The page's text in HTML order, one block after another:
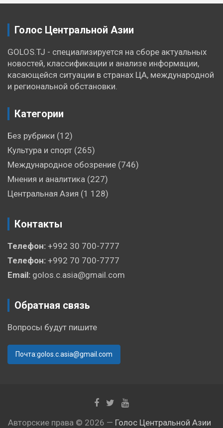
Голос Центральной Азии
GOLOS.TJ - специализируется на сборе актуальных
новостей, классификации и анализе информации,
касающейся ситуации в странах ЦА, международной
и региональной обстановки.
Категории
Без рубрики (12)
Культура и спорт (265)
Международное обозрение (746)
Мнения и аналитика (227)
Центральная Азия (1 128)
Контакты
Телефон: +992 30 700-7777
Телефон: +992 70 700-7777
Email: golos.c.asia@gmail.com
Обратная связь
Вопросы будут пишите
Почта:golos.c.asia@gmail.com
Авторские права © 2026 — Голос Центральной Азии